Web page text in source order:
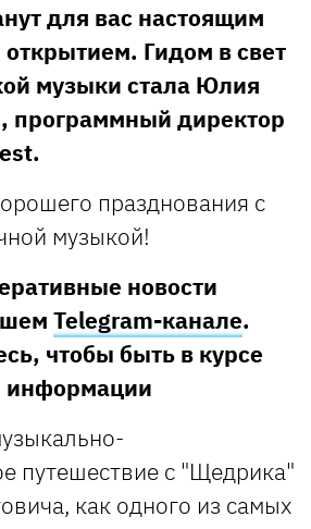
для вас настоящим
Гидом в свет
музыки стала Юлия
программный директор
празднования с
музыкой!
новости
Telegram-канале.
чтобы быть в курсе
информации
путешествие с "Щедрика"
как одного из самых